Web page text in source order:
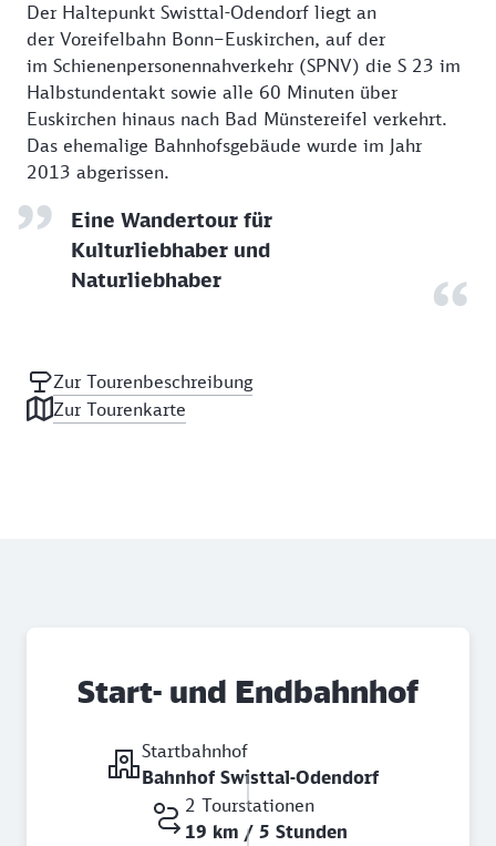
Der Haltepunkt Swisttal-Odendorf liegt an
der Voreifelbahn Bonn–Euskirchen, auf der
im Schienenpersonennahverkehr (SPNV) die S 23 im
Halbstundentakt sowie alle 60 Minuten über
Euskirchen hinaus nach Bad Münstereifel verkehrt.
Das ehemalige Bahnhofsgebäude wurde im Jahr
2013 abgerissen.
Eine Wandertour für
Kulturliebhaber und
Naturliebhaber
Zur Tourenbeschreibung
Zur Tourenkarte
Start- und Endbahnhof
Startbahnhof
Bahnhof Swisttal-Odendorf
2 Tourstationen
19 km / 5 Stunden